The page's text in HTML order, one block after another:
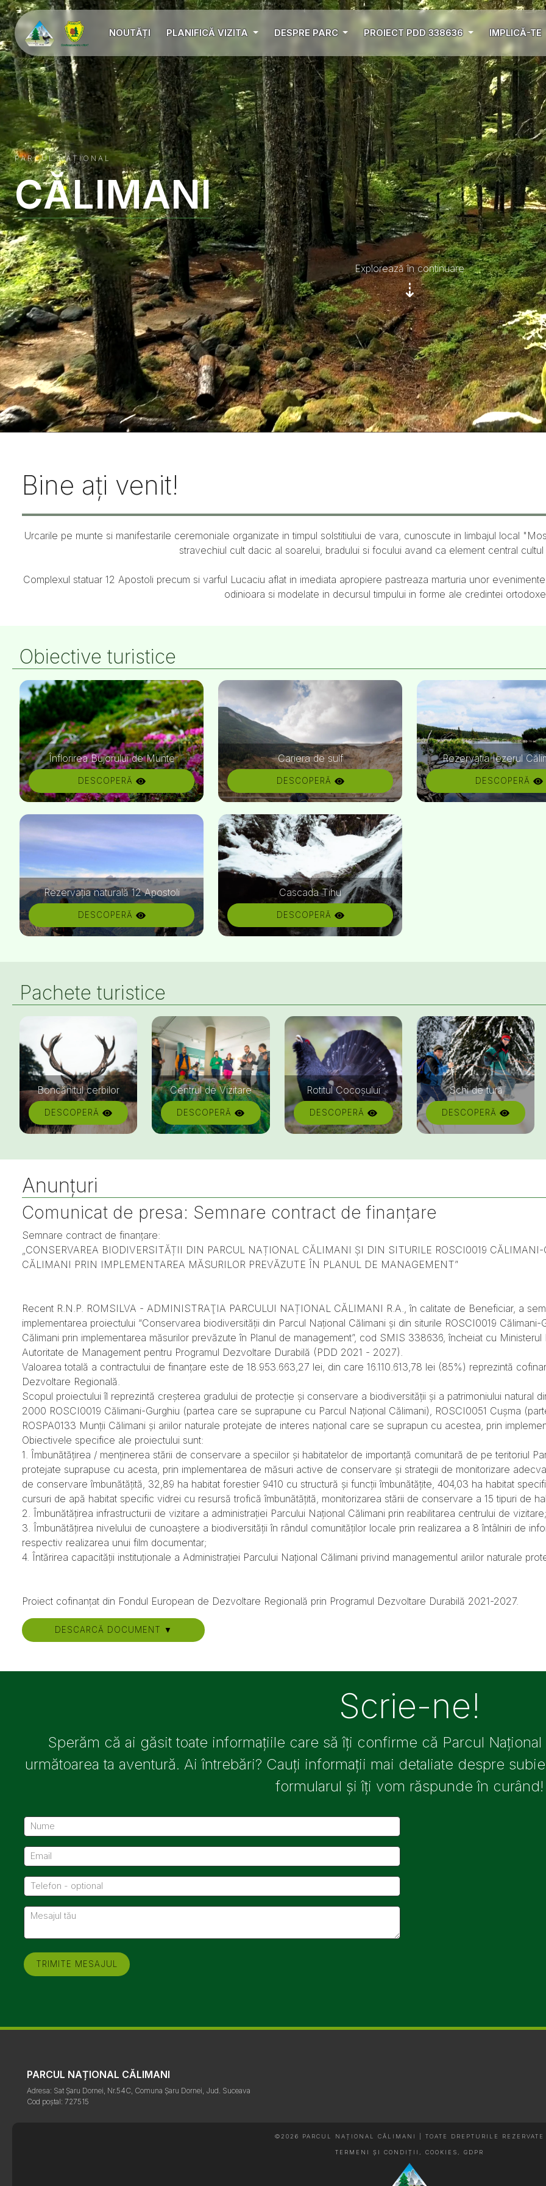
NOUTĂȚI PLANIFICĂ VIZITA DESPRE PARC PROIECT PDD 338636 IMPLICĂ-TE
PARCUL NAȚIONAL
CĂLIMANI
Explorează în continuare
⇣
Bine ați venit!
Urcarile pe munte si manifestarile ceremoniale organizate in timpul solstitiului de vara, cunoscute in limbajul local
stravechiul cult dacic al soarelui, bradului si focului avand ca element central cultul
Complexul statuar 12 Apostoli precum si varful Lucaciu aflat in imediata apropiere pastreaza marturia unor
odinioara si modelate in decursul timpului in forme ale credintei
Obiective turistice
Înflorirea Bujorului de Munte
DESCOPERĂ
Cariera de sulf
DESCOPERĂ
Rezervația Iezerul
DESCOPERĂ
Rezervația naturală 12 Apostoli
DESCOPERĂ
Cascada Tihu
DESCOPERĂ
Pachete turistice
Boncănitul cerbilor
DESCOPERĂ
Centrul de Vizitare
DESCOPERĂ
Rotitul Cocoșului
DESCOPERĂ
Schi de tură
DESCOPERĂ
Anunțuri
Comunicat de presa: Semnare contract de finanțare
Semnare contract de finanțare:
„CONSERVAREA BIODIVERSITĂȚII DIN PARCUL NAȚIONAL CĂLIMANI ȘI DIN SITURILE ROSCI0019
CĂLIMANI PRIN IMPLEMENTAREA MĂSURILOR PREVĂZUTE ÎN PLANUL DE MANAGEMENT”
Recent R.N.P. ROMSILVA - ADMINISTRAŢIA PARCULUI NAȚIONAL CĂLIMANI R.A., în calitate de Beneficiar, a
implementarea proiectului “Conservarea biodiversității din Parcul Național Călimani și din siturile ROSCI0019
Călimani prin implementarea măsurilor prevăzute în Planul de management”, cod SMIS 338636, încheiat cu
Autoritate de Management pentru Programul Dezvoltare Durabilă (PDD 2021 - 2027).
Valoarea totală a contractului de finanțare este de 18.953.663,27 lei, din care 16.110.613,78 lei (85%) reprezintă
Dezvoltare Regională.
Scopul proiectului îl reprezintă creșterea gradului de protecție și conservare a biodiversității și a patrimoniului natural
2000 ROSCI0019 Călimani-Gurghiu (partea care se suprapune cu Parcul Național Călimani), ROSCI0051 Cușma
ROSPA0133 Munții Călimani și ariilor naturale protejate de interes național care se suprapun cu acestea, prin
Obiectivele specifice ale proiectului sunt:
1. Îmbunătățirea / menținerea stării de conservare a speciilor și habitatelor de importanță comunitară de pe teritoriul
protejate suprapuse cu acesta, prin implementarea de măsuri active de conservare și strategii de monitorizare
de conservare îmbunătățită, 32,89 ha habitat forestier 9410 cu structură și funcții îmbunătățite, 404,03 ha habitat
cursuri de apă habitat specific vidrei cu resursă trofică îmbunătățită, monitorizarea stării de conservare a 15 tipuri de
2. Îmbunătățirea infrastructurii de vizitare a administrației Parcului Național Călimani prin reabilitarea centrului de vizitare;
3. Îmbunătățirea nivelului de cunoaștere a biodiversității în rândul comunităților locale prin realizarea a 8 întâlniri de
respectiv realizarea unui film documentar;
4. Întărirea capacității instituționale a Administrației Parcului Național Călimani privind managementul ariilor naturale
Proiect cofinanțat din Fondul European de Dezvoltare Regională prin Programul Dezvoltare Durabilă 2021-2027.
DESCARCĂ DOCUMENT ▼
Scrie-ne!
Sperăm că ai găsit toate informațiile care să îți confirme că Parcul
următoarea ta aventură. Ai întrebări? Cauți informații mai detaliate despre
formularul și îți vom răspunde în curând!
PARCUL NAȚIONAL CĂLIMANI
Adresa: Sat Șaru Dornei, Nr.54C, Comuna Șaru Dornei, Jud. Suceava
Cod poștal: 727515
©2026 PARCUL NAȚIONAL CĂLIMANI | TOATE DREPTURILE REZERVATE
TERMENI ȘI CONDIȚII, COOKIES, GDPR